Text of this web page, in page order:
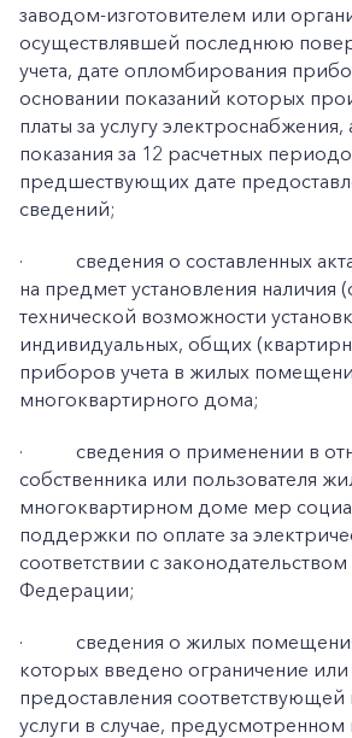
заводом-изготовителем или
осуществлявшей последнюю
учета, дате опломбирования
основании показаний которых
платы за услугу электроснабжения,
показания за 12 расчетных
предшествующих дате
сведений;
·
сведения о составленных
на предмет установления наличия
технической возможности
индивидуальных, общих
приборов учета в жилых
многоквартирного дома;
·
сведения о применении в
собственника или пользователя
многоквартирном доме мер
поддержки по оплате за
соответствии с
Федерации;
·
сведения о жилых
которых введено ограничение
предоставления
услуги в случае, предусмотренном